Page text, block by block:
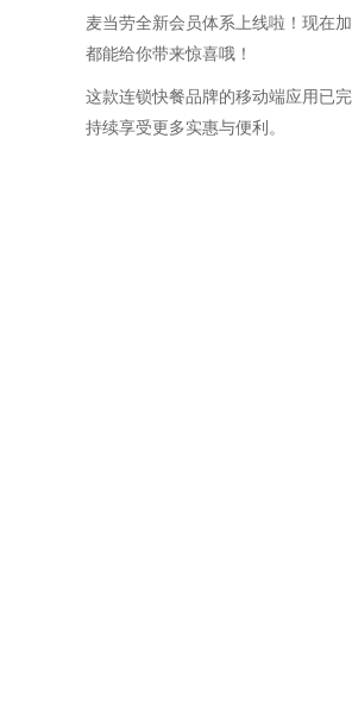
麦当劳全新会员体系上线啦！现在
都能给你带来惊喜哦！
这款连锁快餐品牌的移动端应用已
持续享受更多实惠与便利。